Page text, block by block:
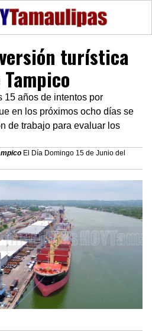
turística
15 años de intentos por
en los próximos ocho días se
de trabajo para evaluar los
El Día Domingo 15 de Junio del